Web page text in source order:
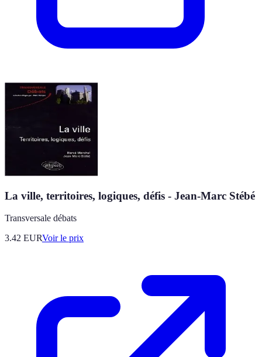
La ville, territoires, logiques, défis - Jean-Marc Stébé
Transversale débats
3.42 EURVoir le prix